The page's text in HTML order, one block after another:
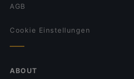
AGB
Cookie Einstellungen
ABOUT